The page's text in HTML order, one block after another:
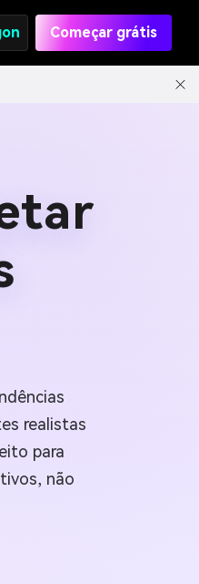
Começar grátis
realistas
para
não